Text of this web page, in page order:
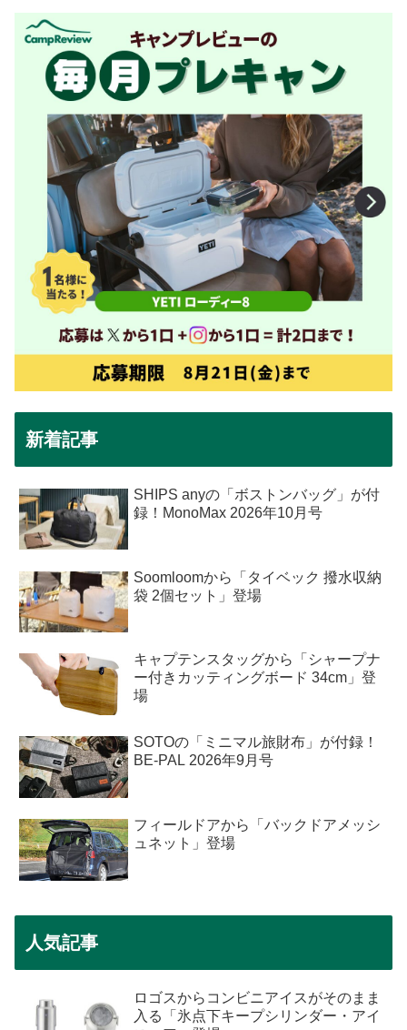
新着記事
SHIPS anyの「ボストンバッグ」が付
録！MonoMax 2026年10月号
Soomloomから「タイベック 撥水収納
袋 2個セット」登場
キャプテンスタッグから「シャープナ
ー付きカッティングボード 34cm」登
場
SOTOの「ミニマル旅財布」が付録！
BE-PAL 2026年9月号
フィールドアから「バックドアメッシ
ュネット」登場
人気記事
ロゴスからコンビニアイスがそのまま
入る「氷点下キープシリンダー・アイ